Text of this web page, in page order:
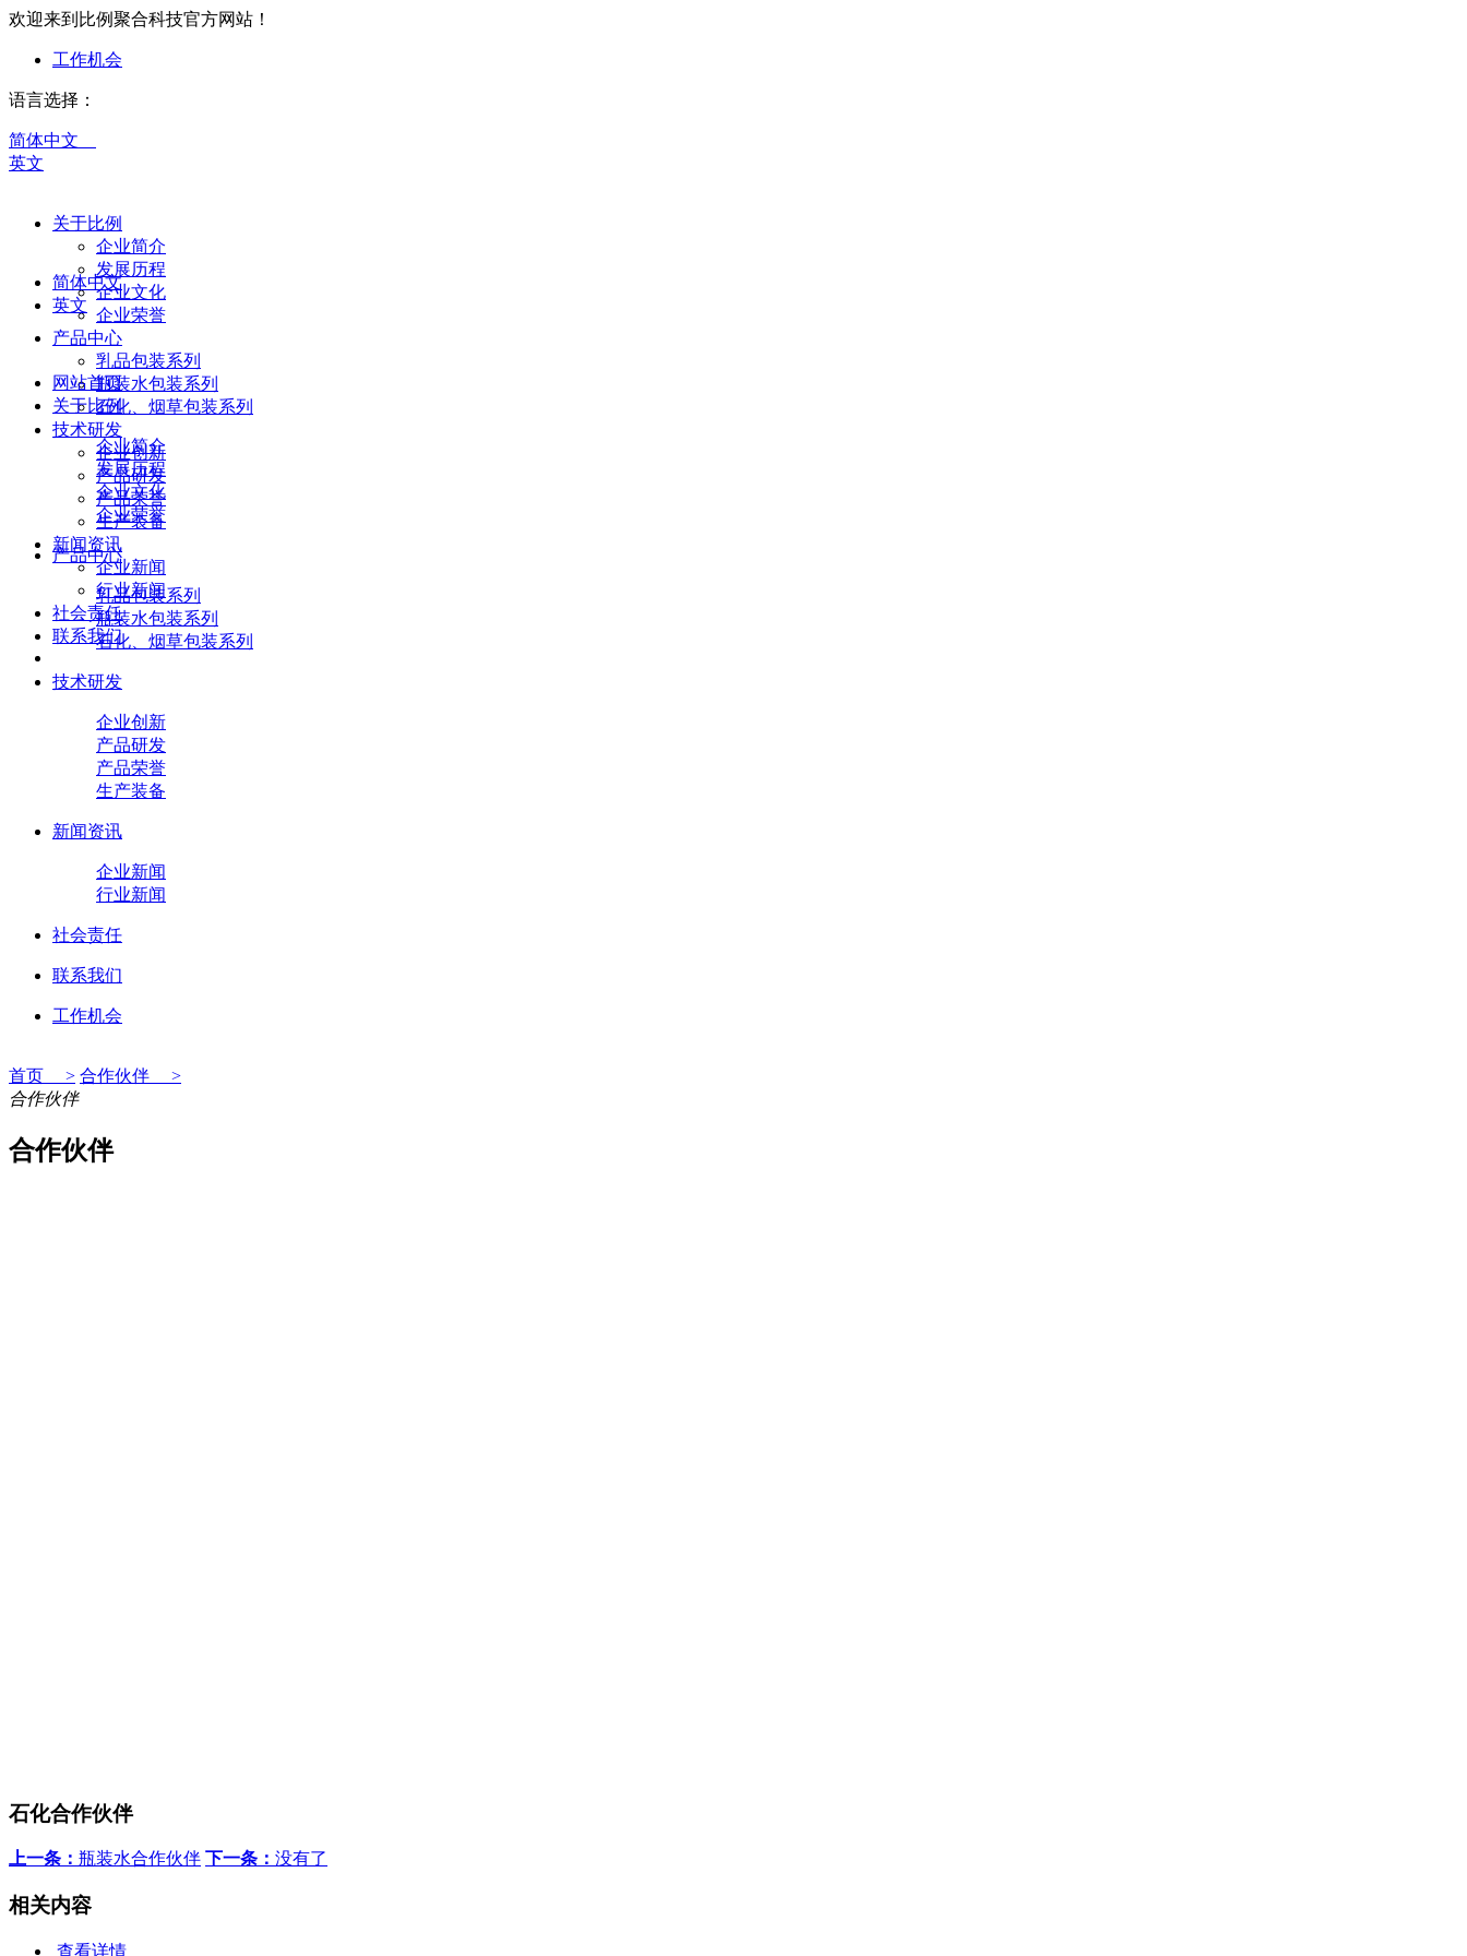
欢迎来到比例聚合科技官方网站！
工作机会
语言选择：
简体中文
英文
关于比例
企业简介
发展历程
企业文化
企业荣誉
产品中心
乳品包装系列
瓶装水包装系列
石化、烟草包装系列
技术研发
企业创新
产品研发
产品荣誉
生产装备
新闻资讯
企业新闻
行业新闻
社会责任
联系我们
简体中文
英文
网站首页
关于比例
企业简介
发展历程
企业文化
企业荣誉
产品中心
乳品包装系列
瓶装水包装系列
石化、烟草包装系列
技术研发
企业创新
产品研发
产品荣誉
生产装备
新闻资讯
企业新闻
行业新闻
社会责任
联系我们
工作机会
首页 > 合作伙伴 >
合作伙伴
合作伙伴
石化合作伙伴
上一条： 瓶装水合作伙伴 下一条： 没有了
相关内容
查看详情